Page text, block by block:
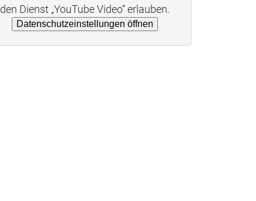
den Dienst „YouTube Video“ erlauben.
Datenschutzeinstellungen öffnen